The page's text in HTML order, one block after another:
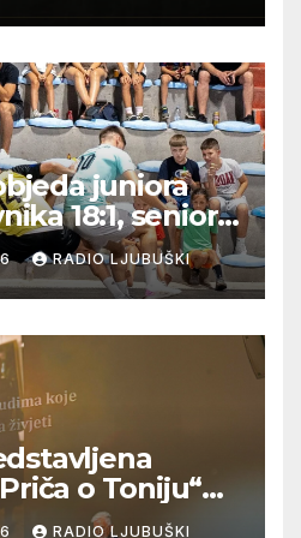
juniora
18:1, seniori
Crnopod u
završili
RADIO LJUBUŠKI
o Toniju“
Hercega
RADIO LJUBUŠKI